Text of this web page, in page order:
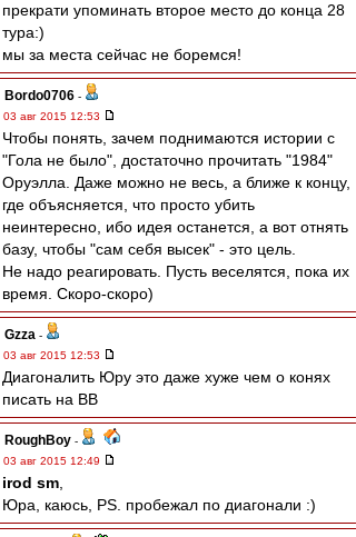
прекрати упоминать второе место до конца 28
тура:)
мы за места сейчас не боремся!
Bordo0706 -
03 авг 2015 12:53
Чтобы понять, зачем поднимаются истории с
"Гола не было", достаточно прочитать "1984"
Оруэлла. Даже можно не весь, а ближе к концу,
где объясняется, что просто убить
неинтересно, ибо идея останется, а вот отнять
базу, чтобы "сам себя высек" - это цель.
Не надо реагировать. Пусть веселятся, пока их
время. Скоро-скоро)
Gzza -
03 авг 2015 12:53
Диагоналить Юру это даже хуже чем о конях
писать на ВВ
RoughBoy -
03 авг 2015 12:49
irod sm
Юра, каюсь, PS. пробежал по диагонали :)